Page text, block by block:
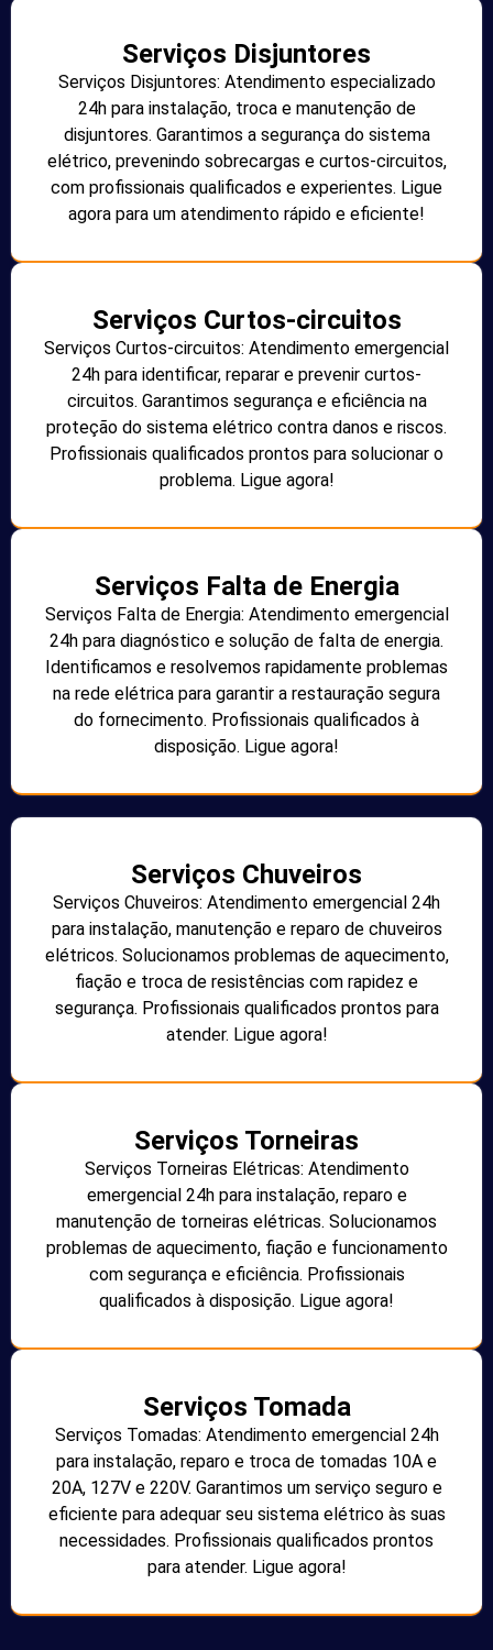
Serviços Disjuntores
Serviços Disjuntores: Atendimento especializado
24h para instalação, troca e manutenção de
disjuntores. Garantimos a segurança do sistema
elétrico, prevenindo sobrecargas e curtos-circuitos,
com profissionais qualificados e experientes. Ligue
agora para um atendimento rápido e eficiente!
Serviços Curtos-circuitos
Serviços Curtos-circuitos: Atendimento emergencial
24h para identificar, reparar e prevenir curtos-
circuitos. Garantimos segurança e eficiência na
proteção do sistema elétrico contra danos e riscos.
Profissionais qualificados prontos para solucionar o
problema. Ligue agora!
Serviços Falta de Energia
Serviços Falta de Energia: Atendimento emergencial
24h para diagnóstico e solução de falta de energia.
Identificamos e resolvemos rapidamente problemas
na rede elétrica para garantir a restauração segura
do fornecimento. Profissionais qualificados à
disposição. Ligue agora!
Serviços Chuveiros
Serviços Chuveiros: Atendimento emergencial 24h
para instalação, manutenção e reparo de chuveiros
elétricos. Solucionamos problemas de aquecimento,
fiação e troca de resistências com rapidez e
segurança. Profissionais qualificados prontos para
atender. Ligue agora!
Serviços Torneiras
Serviços Torneiras Elétricas: Atendimento
emergencial 24h para instalação, reparo e
manutenção de torneiras elétricas. Solucionamos
problemas de aquecimento, fiação e funcionamento
com segurança e eficiência. Profissionais
qualificados à disposição. Ligue agora!
Serviços Tomada
Serviços Tomadas: Atendimento emergencial 24h
para instalação, reparo e troca de tomadas 10A e
20A, 127V e 220V. Garantimos um serviço seguro e
eficiente para adequar seu sistema elétrico às suas
necessidades. Profissionais qualificados prontos
para atender. Ligue agora!